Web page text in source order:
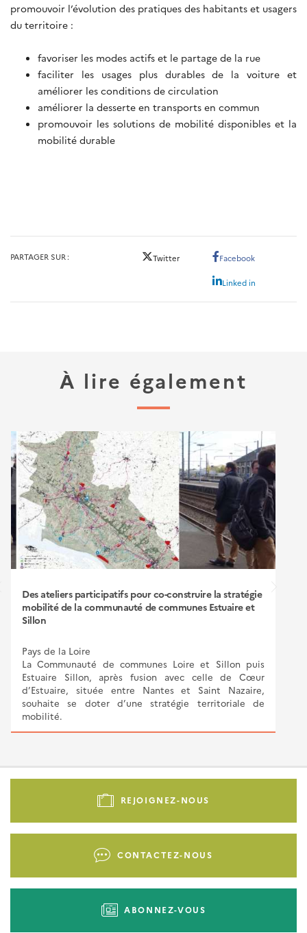
promouvoir l’évolution des pratiques des habitants et usagers
du territoire :
favoriser les modes actifs et le partage de la rue
faciliter les usages plus durables de la voiture et
améliorer les conditions de circulation
améliorer la desserte en transports en commun
promouvoir les solutions de mobilité disponibles et la
mobilité durable
PARTAGER SUR Twitter Facebook
Linked in
À lire également
Des ateliers participatifs pour co-construire la stratégie
mobilité de la communauté de communes Estuaire et
Sillon
Pays de la Loire
La Communauté de communes Loire et Sillon puis
Estuaire Sillon, après fusion avec celle de Cœur
d’Estuaire, située entre Nantes et Saint Nazaire,
souhaite se doter d’une stratégie territoriale de
mobilité.
Pied
-
REJOIGNEZ-NOUS
CONTACTEZ-NOUS
ABONNEZ-VOUS